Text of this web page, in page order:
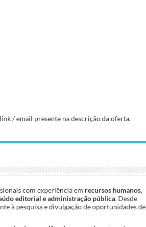
/ email presente na descrição da oferta.
com experiência em recursos humanos,
editorial e administração pública. Desde
à pesquisa e divulgação de oportunidades de